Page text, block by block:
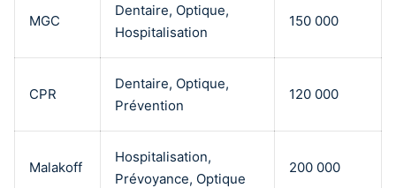
MGC
Dentaire, Optique,
Hospitalisation
150 000
CPR
Dentaire, Optique,
Prévention
120 000
Malakoff
Hospitalisation,
Prévoyance, Optique
200 000